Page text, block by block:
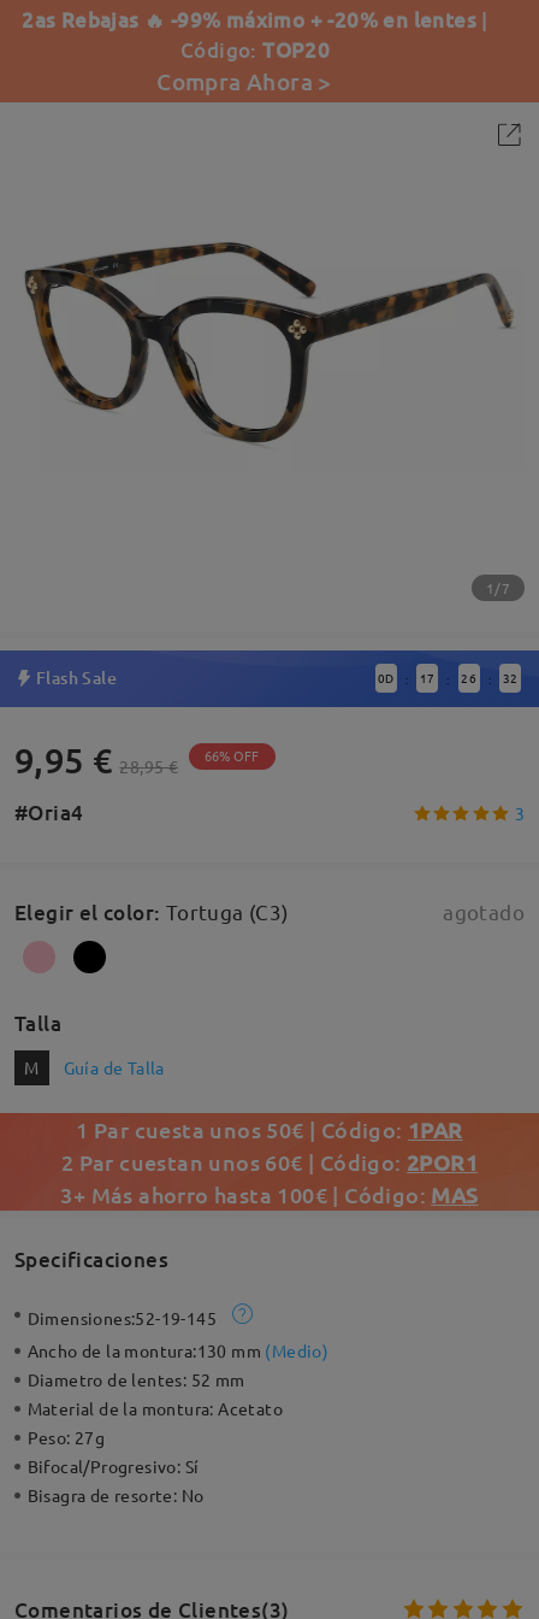
2as Rebajas 🔥 -99% máximo + -20% en lentes |
Código:TOP20
Compra Ahora >
1/7
Flash Sale 0D : 17 : 26 : 31
9,95 € 28,95 € 66% OFF
#Oria4 3
Elegir el color: Tortuga (C3) agotado
Talla
M Guía de Talla
1 Par cuesta unos 50€ | Código: 1PAR
2 Par cuestan unos 60€ | Código: 2POR1
3+ Más ahorro hasta 100€ | Código: MAS
Specificaciones
Dimensiones:52-19-145
Ancho de la montura:130 mm (Medio)
Diametro de lentes: 52 mm
Material de la montura:Acetato
Peso: 27g
Bifocal/Progresivo: Sí
Bisagra de resorte: No
Comentarios de Clientes(3)